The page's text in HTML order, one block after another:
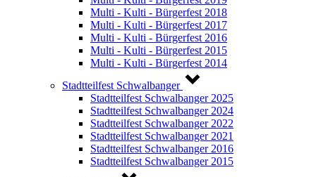
Multi - Kulti - Bürgerfest 2018
Multi - Kulti - Bürgerfest 2017
Multi - Kulti - Bürgerfest 2016
Multi - Kulti - Bürgerfest 2015
Multi - Kulti - Bürgerfest 2014
Stadtteilfest Schwalbanger
Stadtteilfest Schwalbanger 2025
Stadtteilfest Schwalbanger 2024
Stadtteilfest Schwalbanger 2022
Stadtteilfest Schwalbanger 2021
Stadtteilfest Schwalbanger 2016
Stadtteilfest Schwalbanger 2015